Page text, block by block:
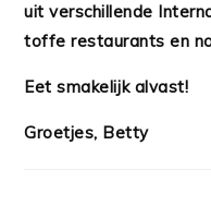
uit verschillende
toffe restaurants en
Eet smakelijk alvast!
Groetjes, Betty